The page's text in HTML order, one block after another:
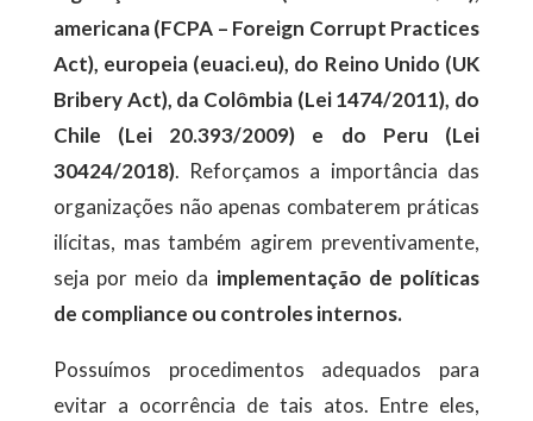
americana (FCPA – Foreign Corrupt Practices
Act), europeia (euaci.eu), do Reino Unido (UK
Bribery Act), da Colômbia (Lei 1474/2011), do
Chile (Lei 20.393/2009) e do Peru (Lei
30424/2018). Reforçamos a importância das
organizações não apenas combaterem práticas
ilícitas, mas também agirem preventivamente,
seja por meio da implementação de políticas
de compliance ou controles internos.
Possuímos procedimentos adequados para
evitar a ocorrência de tais atos. Entre eles,